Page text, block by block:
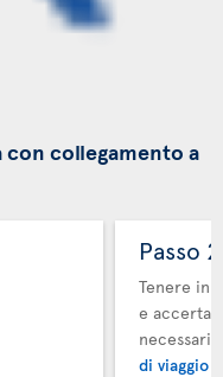
collegamento a
Passo
Tenere in
e
necessari.
di viaggio